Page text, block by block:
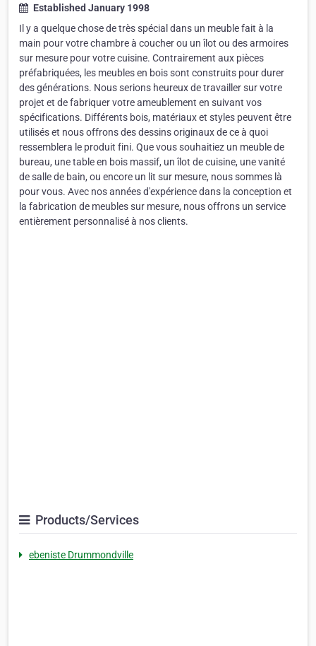
Established January 1998
Il y a quelque chose de très spécial dans un meuble fait à la
main pour votre chambre à coucher ou un îlot ou des armoires
sur mesure pour votre cuisine. Contrairement aux pièces
préfabriquées, les meubles en bois sont construits pour durer
des générations. Nous serions heureux de travailler sur votre
projet et de fabriquer votre ameublement en suivant vos
spécifications. Différents bois, matériaux et styles peuvent être
utilisés et nous offrons des dessins originaux de ce à quoi
ressemblera le produit fini. Que vous souhaitiez un meuble de
bureau, une table en bois massif, un îlot de cuisine, une vanité
de salle de bain, ou encore un lit sur mesure, nous sommes là
pour vous. Avec nos années d'expérience dans la conception et
la fabrication de meubles sur mesure, nous offrons un service
entièrement personnalisé à nos clients.
Products/Services
ebeniste Drummondville